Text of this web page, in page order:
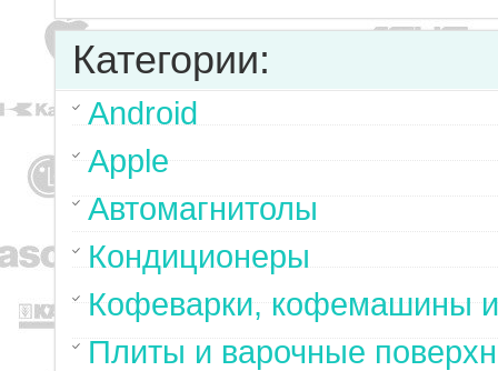
Категории:
Android
Apple
Автомагнитолы
Кондиционеры
Кофеварки, кофемашины
Плиты и варочные